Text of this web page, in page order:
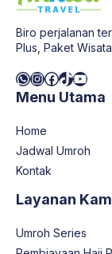
Biro perjalanan
Plus, Paket
WhatsApp
Instagram
Facebook
TikTok
Menu Utama
Home
Jadwal Umroh
Kontak
Layanan
Umroh Series